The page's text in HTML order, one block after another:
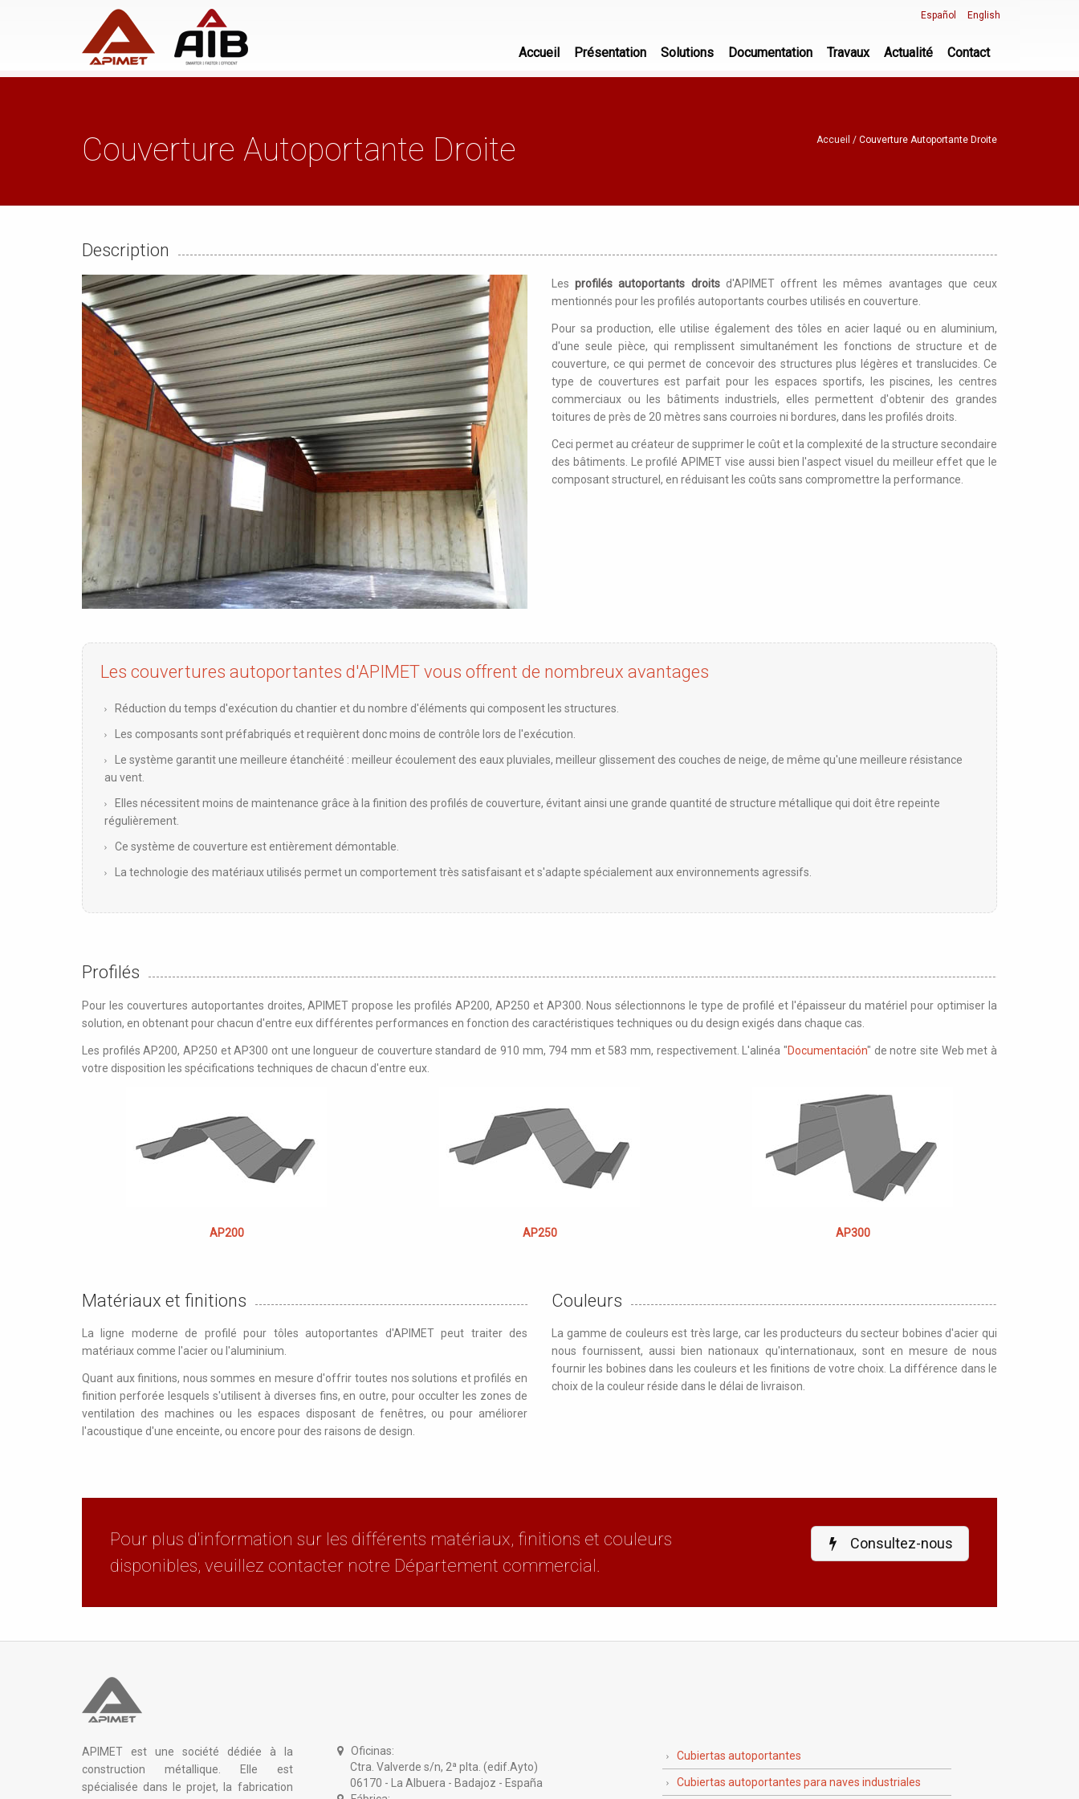
Español English
Accueil Présentation Solutions Documentation Travaux Actualité Contact
Couverture Autoportante Droite Accueil Couverture Autoportante Droite
Description
Lesprofilés autoportants droits d'APIMET offrent les mêmes avantages que ceux
mentionnés pour les profilés autoportants courbes utilisés en couverture.
Pour sa production, elle utilise également des tôles en acier laqué ou en aluminium,
d'une seule pièce, qui remplissent simultanément les fonctions de structure et de
couverture, ce qui permet de concevoir des structures plus légères et translucides. Ce
type de couvertures est parfait pour les espaces sportifs, les piscines, les centres
commerciaux ou les bâtiments industriels, elles permettent d'obtenir des grandes
toitures de près de 20 mètres sans courroies ni bordures, dans les profilés droits.
Ceci permet au créateur de supprimer le coût et la complexité de la structure secondaire
des bâtiments. Le profilé APIMET vise aussi bien l'aspect visuel du meilleur effet que le
composant structurel, en réduisant les coûts sans compromettre la performance.
Les couvertures autoportantes d'APIMET vous offrent de nombreux avantages
Réduction du temps d'exécution du chantier et du nombre d'éléments qui composent les structures.
Les composants sont préfabriqués et requièrent donc moins de contrôle lors de l'exécution.
Le système garantit une meilleure étanchéité : meilleur écoulement des eaux pluviales, meilleur glissement des couches de neige, de même qu'une meilleure résistance
au vent.
Elles nécessitent moins de maintenance grâce à la finition des profilés de couverture, évitant ainsi une grande quantité de structure métallique qui doit être repeinte
régulièrement.
Ce système de couverture est entièrement démontable.
La technologie des matériaux utilisés permet un comportement très satisfaisant et s'adapte spécialement aux environnements agressifs.
Profilés
Pour les couvertures autoportantes droites, APIMET propose les profilés AP200, AP250 et AP300. Nous sélectionnons le type de profilé et l'épaisseur du matériel pour optimiser la
solution, en obtenant pour chacun d'entre eux différentes performances en fonction des caractéristiques techniques ou du design exigés dans chaque cas.
Les profilés AP200, AP250 et AP300 ont une longueur de couverture standard de 910 mm, 794 mm et 583 mm, respectivement. L'alinéa "Documentación" de notre site Web met à
votre disposition les spécifications techniques de chacun d'entre eux.
AP200 AP250 AP300
Matériaux et finitions
La ligne moderne de profilé pour tôles autoportantes d'APIMET peut traiter des
matériaux comme l'acier ou l'aluminium.
Quant aux finitions, nous sommes en mesure d'offrir toutes nos solutions et profilés en
finition perforée lesquels s'utilisent à diverses fins, en outre, pour occulter les zones de
ventilation des machines ou les espaces disposant de fenêtres, ou pour améliorer
l'acoustique d'une enceinte, ou encore pour des raisons de design.
Couleurs
La gamme de couleurs est très large, car les producteurs du secteur bobines d'acier qui
nous fournissent, aussi bien nationaux qu'internationaux, sont en mesure de nous
fournir les bobines dans les couleurs et les finitions de votre choix. La différence dans le
choix de la couleur réside dans le délai de livraison.
Pour plus d'information sur les différents matériaux, finitions et couleurs
disponibles, veuillez contacter notre Département commercial.
Consultez-nous
APIMET est une société dédiée à la
construction métallique. Elle est
spécialisée dans le projet, la fabrication
Oficinas:
Ctra. Valverde s/n, 2ª plta. (edif.Ayto)
06170 - La Albuera - Badajoz - España
Cubiertas autoportantes
Cubiertas autoportantes para naves industriales